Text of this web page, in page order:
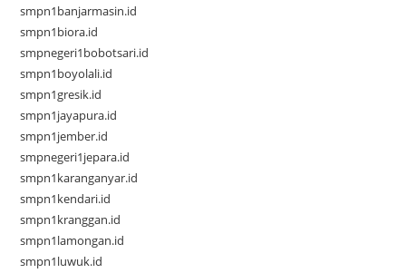
smpn1banjarmasin.id
smpn1biora.id
smpnegeri1bobotsari.id
smpn1boyolali.id
smpn1gresik.id
smpn1jayapura.id
smpn1jember.id
smpnegeri1jepara.id
smpn1karanganyar.id
smpn1kendari.id
smpn1kranggan.id
smpn1lamongan.id
smpn1luwuk.id